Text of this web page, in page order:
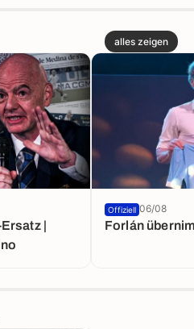
alles zeigen
|
Forlán
Offiziell 06/08